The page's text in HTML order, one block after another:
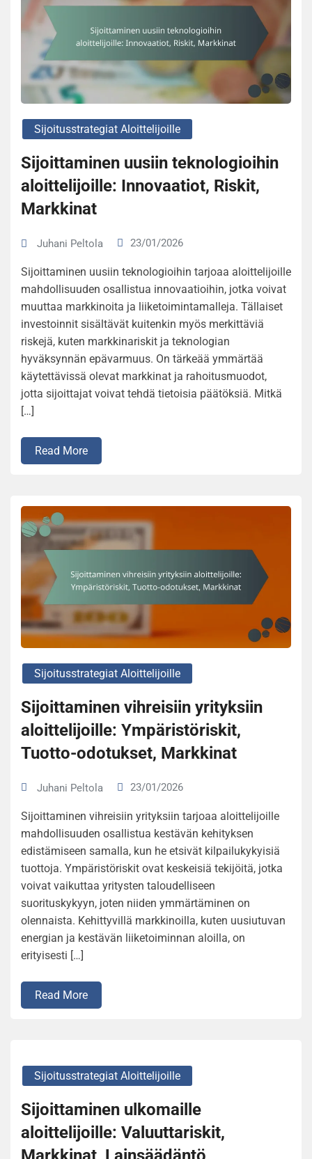
Sijoitusstrategiat Aloittelijoille
Sijoittaminen uusiin teknologioihin
aloittelijoille: Innovaatiot, Riskit,
Markkinat
Juhani Peltola 23/01/2026
Sijoittaminen uusiin teknologioihin tarjoaa aloittelijoille
mahdollisuuden osallistua innovaatioihin, jotka voivat
muuttaa markkinoita ja liiketoimintamalleja. Tällaiset
investoinnit sisältävät kuitenkin myös merkittäviä
riskejä, kuten markkinariskit ja teknologian
hyväksynnän epävarmuus. On tärkeää ymmärtää
käytettävissä olevat markkinat ja rahoitusmuodot,
jotta sijoittajat voivat tehdä tietoisia päätöksiä. Mitkä
[…]
Read More
Sijoitusstrategiat Aloittelijoille
Sijoittaminen vihreisiin yrityksiin
aloittelijoille: Ympäristöriskit,
Tuotto-odotukset, Markkinat
Juhani Peltola 23/01/2026
Sijoittaminen vihreisiin yrityksiin tarjoaa aloittelijoille
mahdollisuuden osallistua kestävän kehityksen
edistämiseen samalla, kun he etsivät kilpailukykyisiä
tuottoja. Ympäristöriskit ovat keskeisiä tekijöitä, jotka
voivat vaikuttaa yritysten taloudelliseen
suorituskykyyn, joten niiden ymmärtäminen on
olennaista. Kehittyvillä markkinoilla, kuten uusiutuvan
energian ja kestävän liiketoiminnan aloilla, on
erityisesti […]
Read More
Sijoitusstrategiat Aloittelijoille
Sijoittaminen ulkomaille
aloittelijoille: Valuuttariskit,